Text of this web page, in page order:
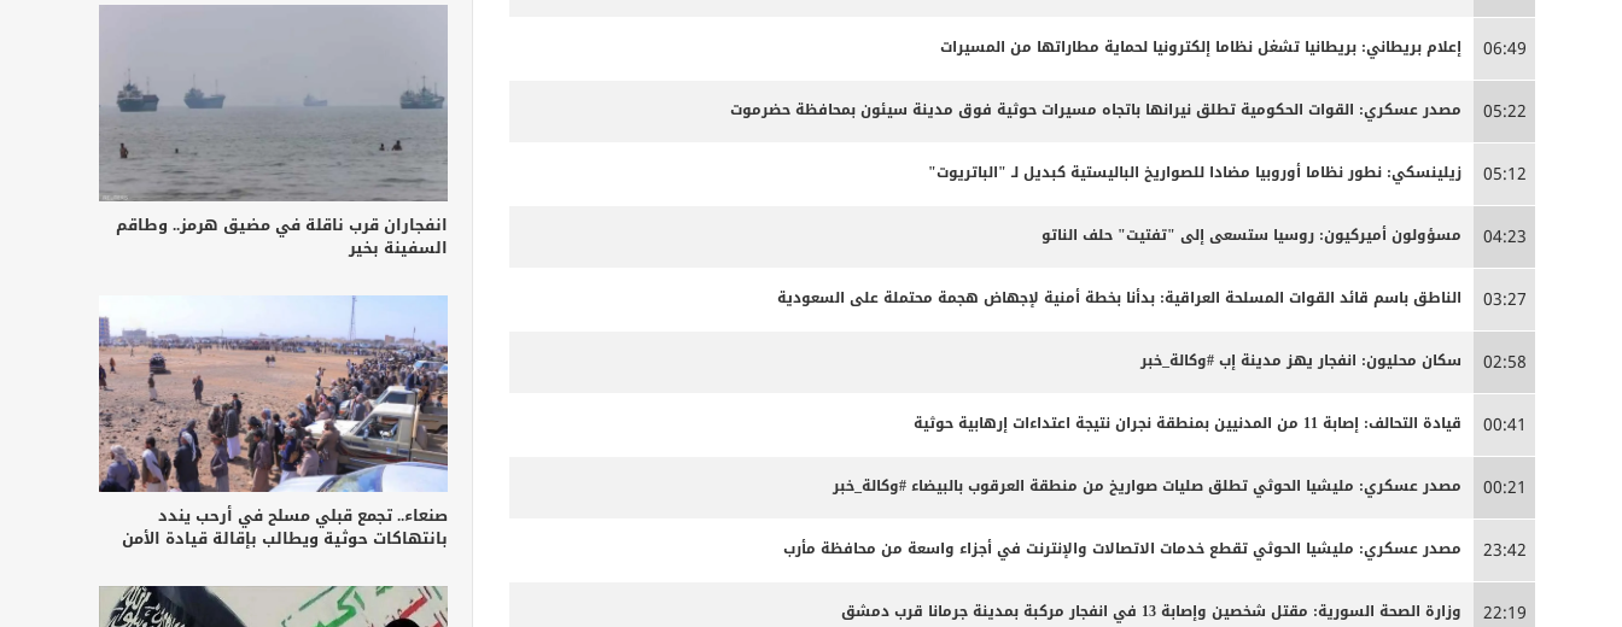
06:49 إعلام بريطاني: بريطانيا تشغل نظاما إلكترونيا لحماية مطاراتها من المسيرات
05:22 مصدر عسكري: القوات الحكومية تطلق نيرانها باتجاه مسيرات حوثية فوق مدينة سيئون بمحافظة حضرموت
05:12 زيلينسكي: نطور نظاما أوروبيا مضادا للصواريخ الباليستية كبديل لـ "الباتريوت"
04:23 مسؤولون أميركيون: روسيا ستسعى إلى "تفتيت" حلف الناتو
03:27 الناطق باسم قائد القوات المسلحة العراقية: بدأنا بخطة أمنية لإجهاض هجمة محتملة على السعودية
02:58 سكان محليون: انفجار يهز مدينة إب #وكالة_خبر
00:41 قيادة التحالف: إصابة 11 من المدنيين بمنطقة نجران نتيجة اعتداءات إرهابية حوثية
00:21 مصدر عسكري: مليشيا الحوثي تطلق صليات صواريخ من منطقة العرقوب بالبيضاء #وكالة_خبر
23:42 مصدر عسكري: مليشيا الحوثي تقطع خدمات الاتصالات والإنترنت في أجزاء واسعة من محافظة مأرب
22:19 وزارة الصحة السورية: مقتل شخصين وإصابة 13 في انفجار مركبة بمدينة جرمانا قرب دمشق
انفجاران قرب ناقلة في مضيق هرمز.. وطاقم
السفينة بخير
صنعاء.. تجمع قبلي مسلح في أرحب يندد
بانتهاكات حوثية ويطالب بإقالة قيادة الأمن